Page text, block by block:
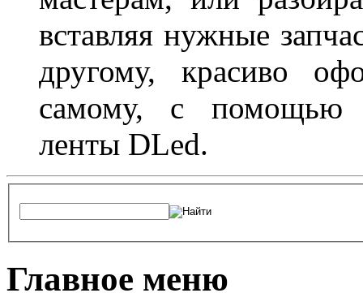
вставляя нужные
другому, красиво
самому, с помощью
ленты DLed.
Главное меню